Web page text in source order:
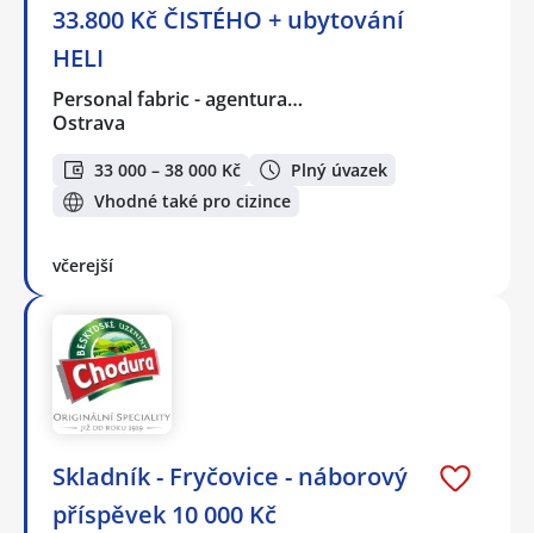
33.800 Kč ČISTÉHO + ubytování
HELI
Personal fabric - agentura…
Ostrava
33 000 – 38 000 Kč
Plný úvazek
Vhodné také pro cizince
včerejší
Skladník - Fryčovice - náborový
příspěvek 10 000 Kč